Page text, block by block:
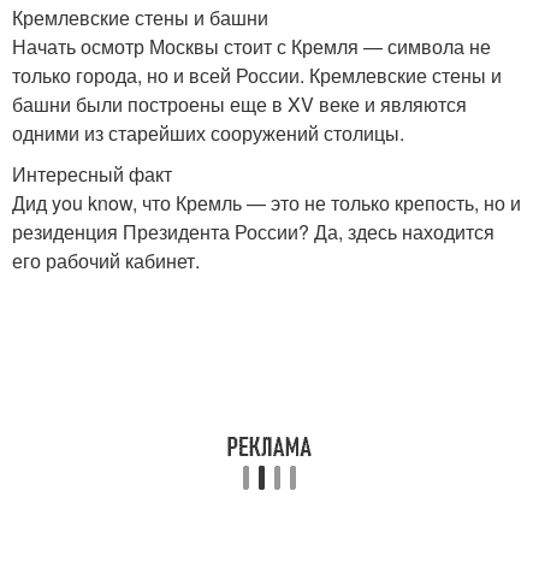
Кремлевские стены и башни
Начать осмотр Москвы стоит с Кремля — символа не
только города, но и всей России. Кремлевские стены и
башни были построены еще в XV веке и являются
одними из старейших сооружений столицы.
Интересный факт
Дид you know, что Кремль — это не только крепость, но и
резиденция Президента России? Да, здесь находится
его рабочий кабинет.